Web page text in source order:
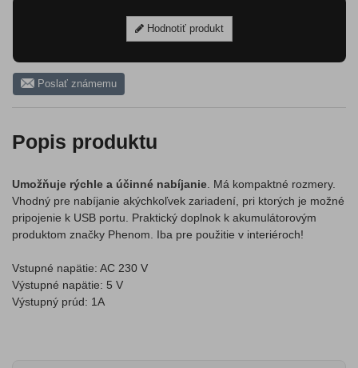
Hodnotiť produkt
Poslať známemu
Popis produktu
Umožňuje rýchle a účinné nabíjanie . Má kompaktné rozmery.
Vhodný pre nabíjanie akýchkoľvek zariadení, pri ktorých je možné
pripojenie k USB portu. Praktický doplnok k akumulátorovým
produktom značky Phenom. Iba pre použitie v interiéroch!
Vstupné napätie: AC 230 V
Výstupné napätie: 5 V
Výstupný prúd: 1A